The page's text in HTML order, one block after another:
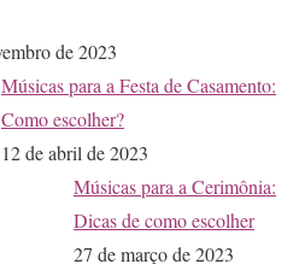
de 2023
Músicas para a Festa de Casamento:
Como escolher?
12 de abril de 2023
Músicas para a Cerimônia:
Dicas de como escolher
27 de março de 2023